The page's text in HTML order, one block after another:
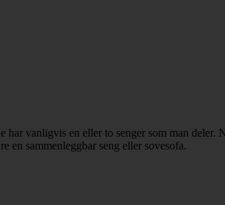
har vanligvis en eller to senger som man
en sammenleggbar seng eller sovesofa.